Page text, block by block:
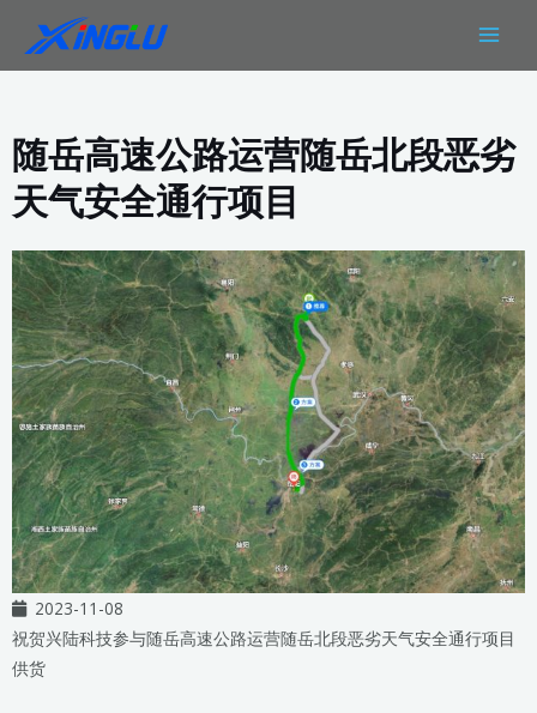
内
随岳高速公路运营随岳北段恶劣
天气安全通行项目
2023-11-08
祝贺兴陆科技参与随岳高速公路运营随岳北段恶劣天气安全通行项目
供货